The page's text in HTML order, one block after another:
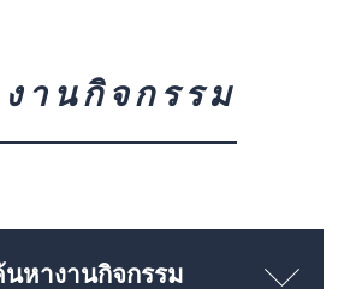
งานกิจกรรม
นหางานกิจกรรม